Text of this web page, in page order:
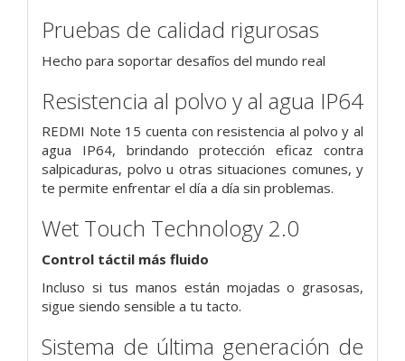
Pruebas de calidad rigurosas
Hecho para soportar desafíos del mundo real
Resistencia al polvo y al agua IP64
REDMI Note 15 cuenta con resistencia al polvo y al
agua IP64, brindando protección eficaz contra
salpicaduras, polvo u otras situaciones comunes, y
te permite enfrentar el día a día sin problemas.
Wet Touch Technology 2.0
Control táctil más fluido
Incluso si tus manos están mojadas o grasosas,
sigue siendo sensible a tu tacto.
Sistema de última generación de